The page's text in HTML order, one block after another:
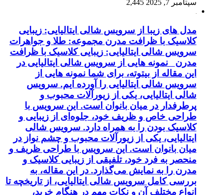
سپتامبر 7, 2025 2,445
مدل های زیبا از سرویس شالی ایتالیایی: زیبایی
کلاسیک با ظرافت مدرن مجموعه: طلا و جواهرات
سرویس شالی ایتالیایی: زیبایی کلاسیک با ظرافت
مدرن نمونه هایی از سرویس شالی ایتالیایی در
این مقاله از بیتوته، برای شما نمونه هایی از
سرویس شالی ایتالیایی را آورده ایم. سرویس
شالی ایتالیایی، یکی از زیورآلات محبوب و
پرطرفدار در میان بانوان است. این سرویس با
طراحی خاص و ظریف خود، جلوه‌ای از زیبایی و
کلاسیک بودن را به همراه دارد. سرویس شالی
ایتالیایی، یکی از زیورآلات محبوب و چشم نواز در
میان بانوان است. این سرویس با طراحی ظریف و
منحصر به فرد خود، تلفیقی از زیبایی کلاسیک و
مدرن را به نمایش می‌گذارد. در این مقاله، به
بررسی کامل سرویس شالی ایتالیایی، از تاریخچه تا
انواع مختلف آن و نکات مهم در هنگام خرید،